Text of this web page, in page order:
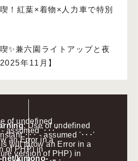
！紅葉×着物×人力車で特別
✨兼六園ライトアップと夜
年11月】
of undefined
assumed '･･･'
an Error in a
of PHP) in
net/kimono-
: Use of undefined
･･･ - assumed '･･･'
will throw an Error in a
version of PHP) in